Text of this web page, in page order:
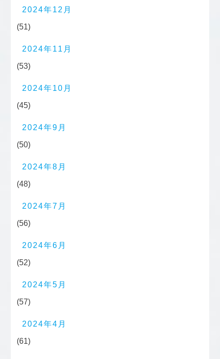
2024年12月
(51)
2024年11月
(53)
2024年10月
(45)
2024年9月
(50)
2024年8月
(48)
2024年7月
(56)
2024年6月
(52)
2024年5月
(57)
2024年4月
(61)